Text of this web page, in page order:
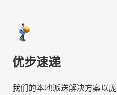
优步速递
我们的本地派送解决方案以